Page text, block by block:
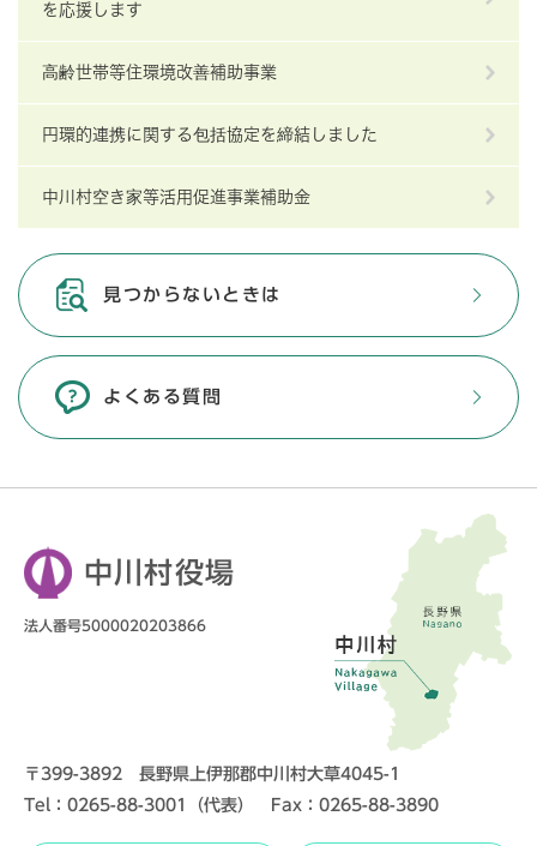
を応援します
高齢世帯等住環境改善補助事業
円環的連携に関する包括協定を締結しました
中川村空き家等活用促進事業補助金
見つからないときは
よくある質問
中川村役場
法人番号5000020203866
〒399-3892 長野県上伊那郡中川村大草4045-1
Tel：0265-88-3001（代表） Fax：0265-88-3890